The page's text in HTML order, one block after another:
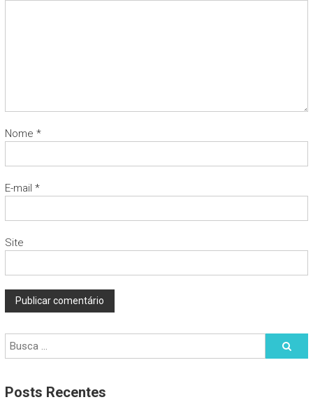
Nome *
E-mail *
Site
Posts Recentes